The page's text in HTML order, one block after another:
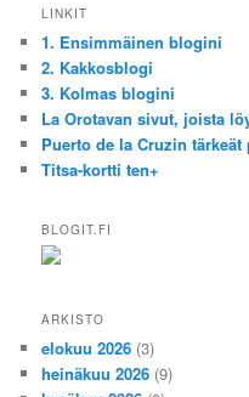
LINKIT
1. Ensimmäinen blogini
2. Kakkosblogi
3. Kolmas blogini
La Orotavan sivut, joista
Puerto de la Cruzin
Titsa-kortti ten+
BLOGIT.FI
ARKISTO
elokuu 2026 (3)
heinäkuu 2026 (9)